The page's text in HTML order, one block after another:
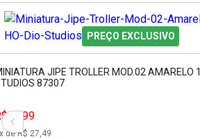
PREÇO EXCLUSIVO
JIPE TROLLER MOD.02 AMARELO
87307
x de R$ 27,49